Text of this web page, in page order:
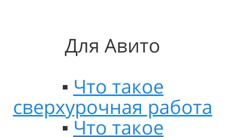
Для Авито
▪️ Что такое
сверхурочная работа
▪️ Что такое